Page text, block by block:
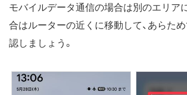
モバイルデータ通信の場合は別のエリア
合はルーターの近くに移動して、あらた
認しましょう。